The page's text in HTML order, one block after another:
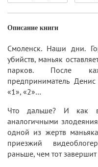
Описание книги
Смоленск. Наши дни.
убийств, маньяк
парков. После
предприниматель
«1», «2»…
Что дальше? И как
аналогичными
одной из жертв
приезжий
раньше, чем тот